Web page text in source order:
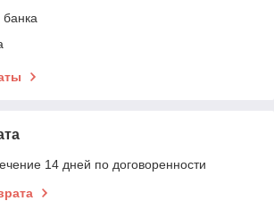
14 дней по договоренности